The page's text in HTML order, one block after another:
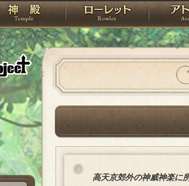
PandoraPartyProject
神殿 ローレット
高天京郊外の神威神楽に